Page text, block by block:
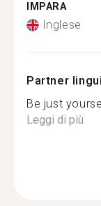
IMPARA
Inglese
Partner
Be just
Leggi di più